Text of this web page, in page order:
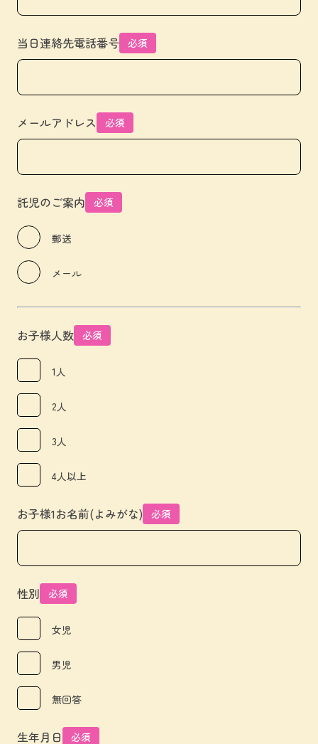
当日連絡先電話番号 必須
メールアドレス 必須
託児のご案内 必須
郵送
メール
お子様人数 必須
1人
2人
3人
4人以上
お子様1お名前(よみがな) 必須
性別 必須
女児
男児
無回答
生年月日 必須